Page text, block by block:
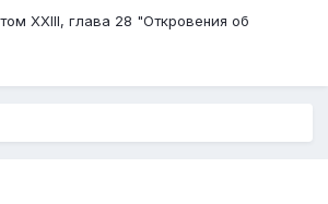
XXIII, глава 28 "Откровения об